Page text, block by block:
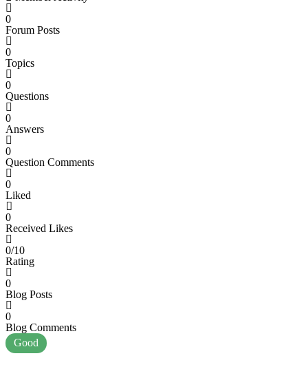
0
Forum Posts
0
Topics
0
Questions
0
Answers
0
Question Comments
0
Liked
0
Received Likes
0/10
Rating
0
Blog Posts
0
Blog Comments
Good